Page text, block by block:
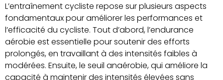
L’entraînement cycliste repose sur plusieurs aspects
fondamentaux pour améliorer les performances et
l’efficacité du cycliste. Tout d’abord, l’endurance
aérobie est essentielle pour soutenir des efforts
prolongés, en travaillant à des intensités faibles à
modérées. Ensuite, le seuil anaérobie, qui améliore la
capacité à maintenir des intensités élevées sans